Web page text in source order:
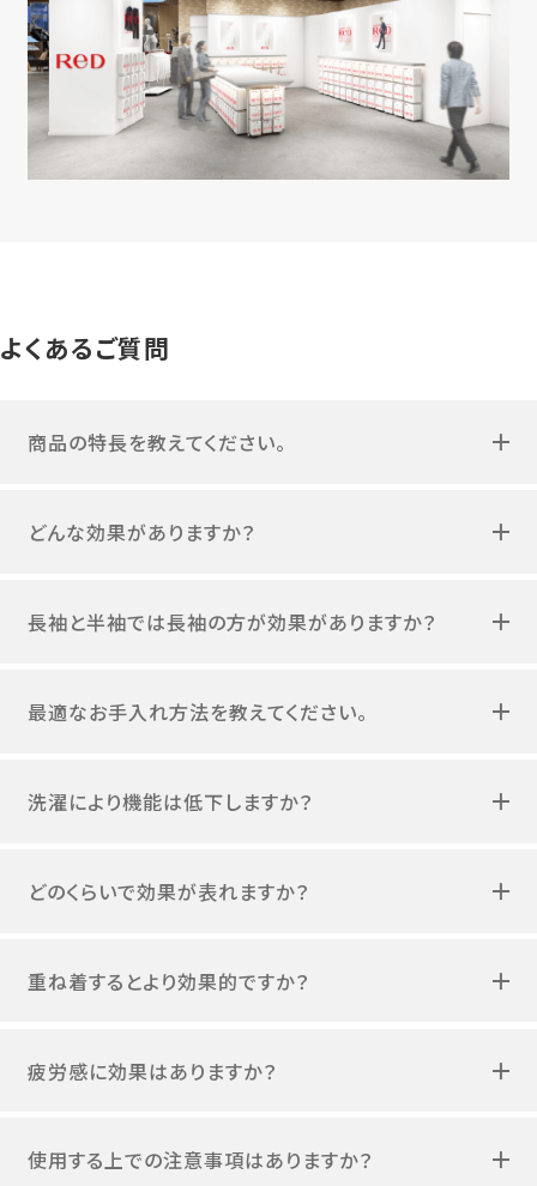
よくあるご質問
商品の特長を教えてください。
どんな効果がありますか？
長袖と半袖では長袖の方が効果がありますか？
最適なお手入れ方法を教えてください。
洗濯により機能は低下しますか？
どのくらいで効果が表れますか？
重ね着するとより効果的ですか？
疲労感に効果はありますか？
使用する上での注意事項はありますか？